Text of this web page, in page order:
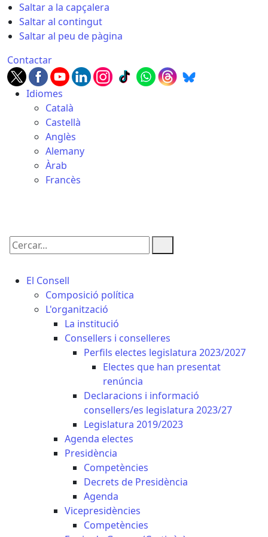
Saltar a la capçalera
Saltar al contingut
Saltar al peu de pàgina
Contactar
Idiomes
Català
Castellà
Anglès
Alemany
Àrab
Francès
Cercar:
El Consell
Composició política
L'organització
La institució
Consellers i conselleres
Perfils electes legislatura 2023/2027
Electes que han presentat
renúncia
Declaracions i informació
consellers/es legislatura 2023/27
Legislatura 2019/2023
Agenda electes
Presidència
Competències
Decrets de Presidència
Agenda
Vicepresidències
Competències